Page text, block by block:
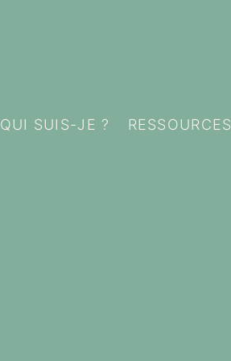
QUI SUIS-JE ? RESSOURCES